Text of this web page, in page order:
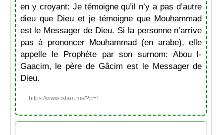
en y croyant: Je témoigne qu’il n’y a pas d’autre
dieu que Dieu et je témoigne que Mouḥammad
est le Messager de Dieu. Si la personne n’arrive
pas à prononcer Mouḥammad (en arabe), elle
appelle le Prophète par son surnom: Abou l-
Gaacim, le père de Gâcim est le Messager de
Dieu.
https://www.islam.ms/?p=1